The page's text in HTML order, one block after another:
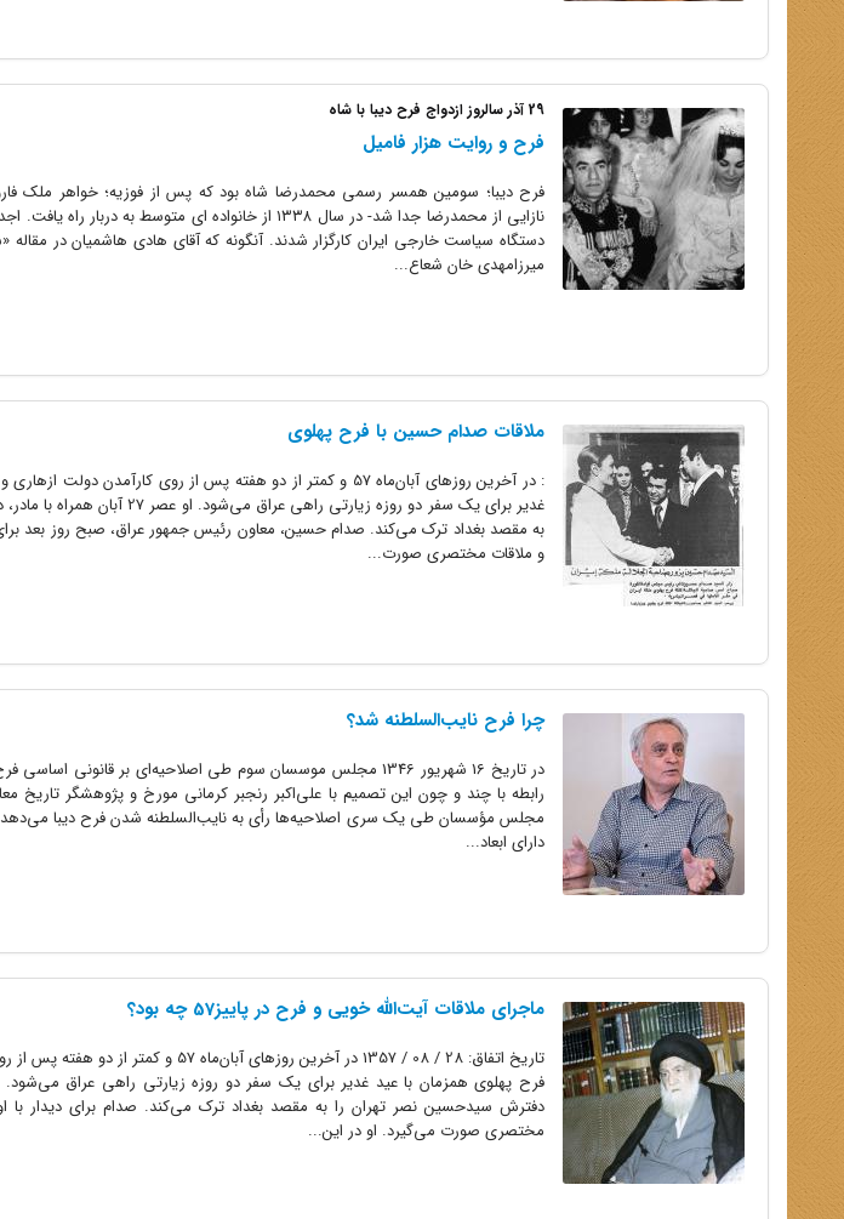
29 آذر سالروز ازدواج فرح دیبا با شاه
فرح و روایت هزار فامیل
فرح دیبا؛ سومین همسر رسمی محمدرضا شاه بود که پس از فوزیه؛ خواهر ملک
نازایی از محمدرضا جدا شد- در سال ۱۳۳۸ از خانواده ای متوسط
دستگاه سیاست خارجی ایران کارگزار شدند. آنگونه که آقای هادی هاشمیان در مقاله
میرزامهدی خان شعاع...
ملاقات صدام حسین با فرح پهلوی
: در آخرین روزهای آبان‌ماه 57 و کمتر از دو هفته پس از روی
غدیر برای یک سفر دو روزه زیارتی
به مقصد بغداد ترک می‌کند. صدام حسین، معاون رئیس جمهور عراق، صبح روز بعد
و ملاقات مختصری صورت...
چرا فرح نایب‌السلطنه شد؟
در تاریخ 16 شهریور 1346 مجلس موسسان سوم طی اصلاحیه‌ای بر قانونی
مجلس مؤسسان طی یک سری اصلاحیه‌ها رأی به نایب‌السلطنه شدن فرح دیبا می‌دهد،
دارای ابعاد...
ماجرای ملاقات آیت‌الله خویی و فرح در پاییز57 چه بود؟
تاریخ اتفاق: 28 / 08 / 1357 در آخرین روزهای
دفترش سیدحسین نصر تهران را به مقصد بغداد ترک می‌کند. صدام برای دیدار با
مختصری صورت می‌گیرد. او در این...